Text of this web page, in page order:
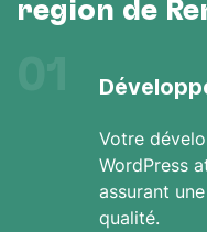
région de
Votre
WordPress
assurant
qualité.